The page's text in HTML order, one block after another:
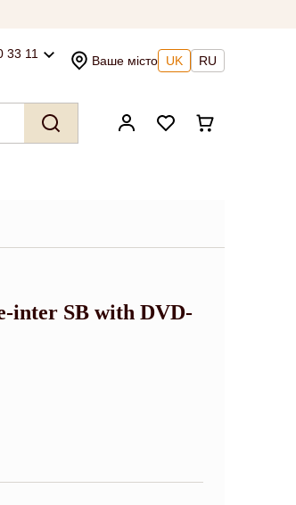
33 11 Ваше місто UK RU
inter SB with DVD-